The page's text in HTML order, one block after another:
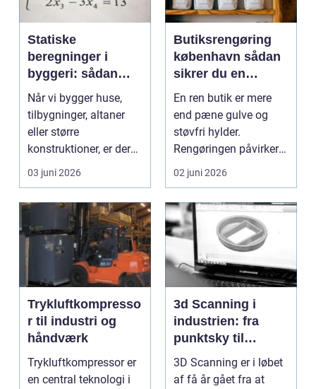
Statiske
beregninger i
byggeri: sådan
skaber de
sikkerhed og
tryghed
Når vi bygger huse,
tilbygninger, altaner
eller større
konstruktioner, er der
én ting, der altid ska...
03 juni 2026
Butiksrengøring
københavn sådan
sikrer du en
indbydende butik
hver dag
En ren butik er mere
end pæne gulve og
støvfri hylder.
Rengøringen påvirker
kundernes
førstehåndsind...
02 juni 2026
Trykluftkompresso
r til industri og
håndværk
Trykluftkompressor er
en central teknologi i
3d Scanning i
industrien: fra
punktsky til
præcist
projektgrundlag
3D Scanning er i løbet
af få år gået fra at